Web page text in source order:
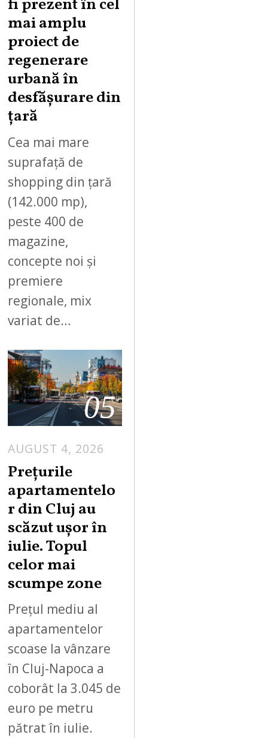
fi prezent în cel
mai amplu
proiect de
regenerare
urbană în
desfășurare din
țară
Cea mai mare
suprafață de
shopping din țară
(142.000 mp),
peste 400 de
magazine,
concepte noi și
premiere
regionale, mix
variat de…
05
AUGUST 4, 2026
Prețurile
apartamentelo
r din Cluj au
scăzut ușor în
iulie. Topul
celor mai
scumpe zone
Prețul mediu al
apartamentelor
scoase la vânzare
în Cluj-Napoca a
coborât la 3.045 de
euro pe metru
pătrat în iulie.